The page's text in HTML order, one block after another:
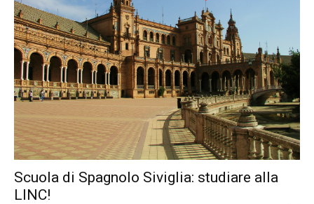
Scuola di Spagnolo Siviglia: studiare alla
LINC!